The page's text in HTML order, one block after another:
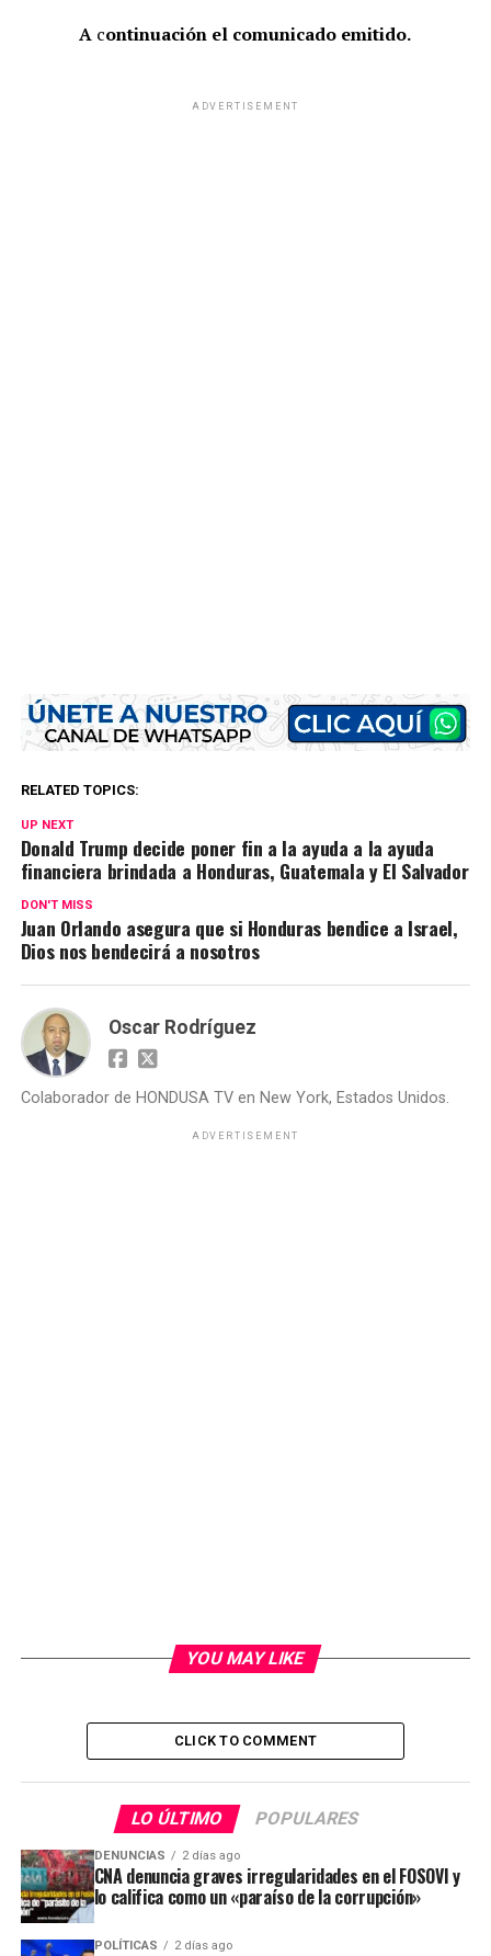
A continuación el comunicado emitido.
ADVERTISEMENT
RELATED TOPICS:
UP NEXT
Donald Trump decide poner fin a la ayuda a la ayuda
financiera brindada a Honduras, Guatemala y El Salvador
DON'T MISS
Juan Orlando asegura que si Honduras bendice a Israel,
Dios nos bendecirá a nosotros
Oscar Rodríguez
Colaborador de HONDUSA TV en New York, Estados Unidos.
ADVERTISEMENT
YOU MAY LIKE
CLICK TO COMMENT
LO ÚLTIMO POPULARES
DENUNCIAS 2 días ago
CNA denuncia graves irregularidades en el FOSOVI y
lo califica como un «paraíso de la corrupción»
POLÍTICAS 2 días ago